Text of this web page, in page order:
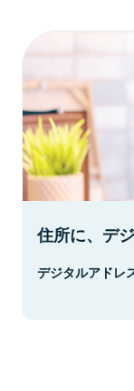
住所に、デ
デジタルアドレ